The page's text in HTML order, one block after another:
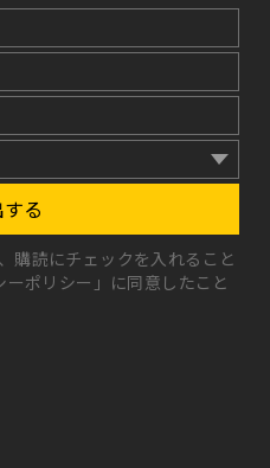
る
購読にチェックを入れること
ーポリシー 」に同意したこと